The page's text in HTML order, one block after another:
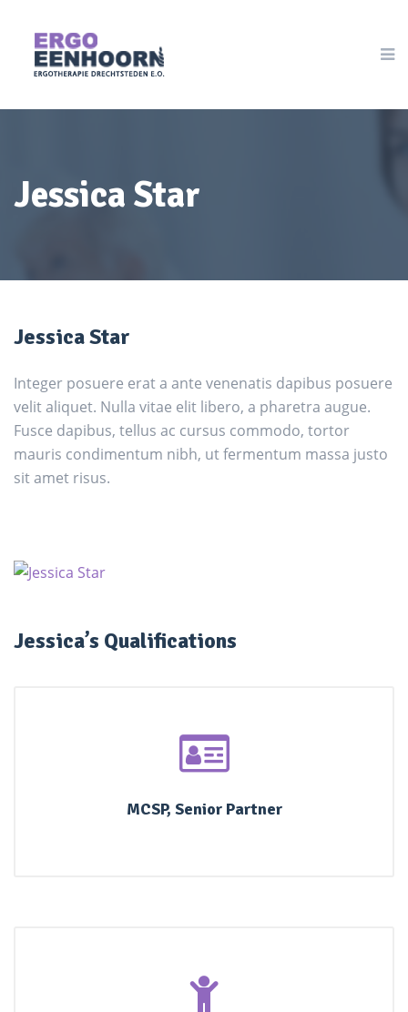
Jessica Star
Jessica Star
Integer posuere erat a ante venenatis dapibus posuere
velit aliquet. Nulla vitae elit libero, a pharetra augue.
Fusce dapibus, tellus ac cursus commodo, tortor
mauris condimentum nibh, ut fermentum massa justo
sit amet risus.
Jessica’s Qualifications
MCSP, Senior Partner